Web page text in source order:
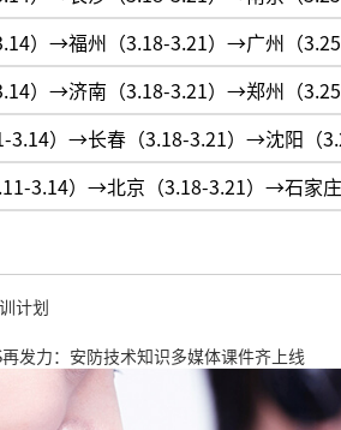
）→福州（3.18-3.21）→广州（
）→济南（3.18-3.21）→郑州（
3.14）→长春（3.18-3.21）→沈阳（
3.14）→北京（3.18-3.21）→石家
计划
发力：安防技术知识多媒体课件齐上线